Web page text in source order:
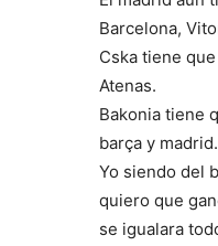
Barcelona,
Cska tiene
Atenas.
Bakonia tiene
barça y madrid.
Yo siendo del
quiero que
se igualara